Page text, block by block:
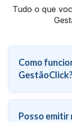
Tudo o que
Como
Posso